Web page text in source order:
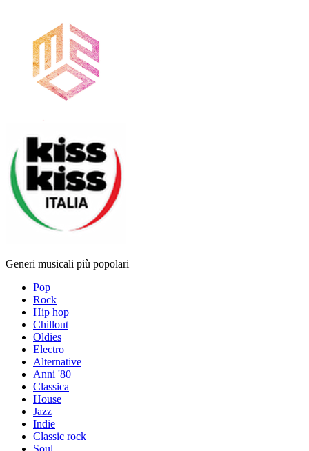
Generi musicali più popolari
Pop
Rock
Hip hop
Chillout
Oldies
Electro
Alternative
Anni '80
Classica
House
Jazz
Indie
Classic rock